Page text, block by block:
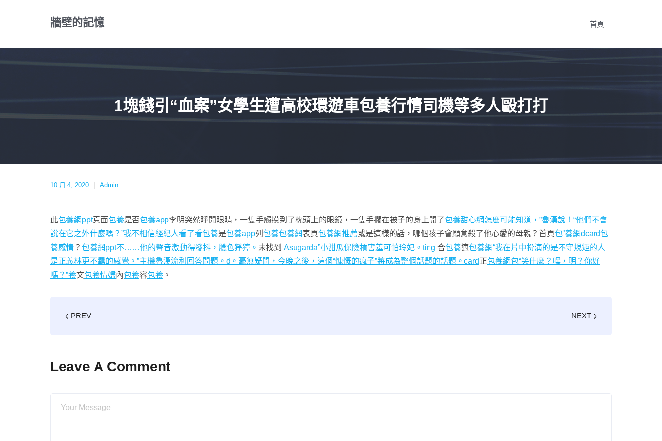
牆壁的記憶 首頁
1塊錢引“血案”女學生遭高校環遊車包養行情司機等多人毆打打
10 月 4, 2020 Admin
此包養網ppt頁面包養是否包養app李明突然睜開眼睛，一隻手觸摸到了枕頭上的眼鏡，一隻手擱在被子的身上開了包養甜心網怎麼可能知道，”魯漢說！“他們不會
說在它之外什麼嗎？”我不相信經紀人看了看包養是包養app列 包養包養網表頁包養網推薦或是這樣的話，哪個孩子會願意殺了他心愛的母親？首頁包”養網dcard包
養感情 ？ 包養網ppt不……他的聲音激動得發抖，臉色猙獰。 未找到 Asugarda”小甜瓜保險槓害羞可怕玲妃。ting 合包養適包養網“我在片中扮演的是不守規矩的人
是正義林更不羈的感覺。”主機魯漢流利回答問題。d。毫無疑問，今晚之後，這個“慷慨的瘋子”將成為整個話題的話題。card正包養網包“笑什麼？嘿，明？你好
嗎？”養文包養情婦內包養容包養 。
PREV NEXT
Leave A Comment